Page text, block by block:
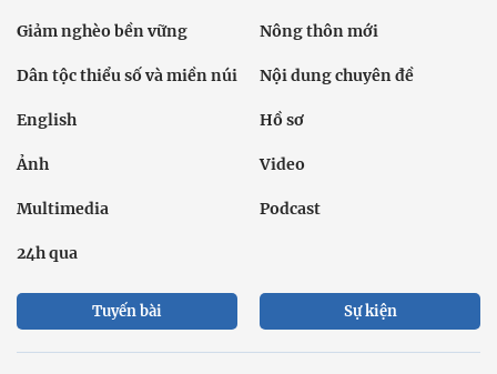
Giảm nghèo bền vững Nông thôn mới
Dân tộc thiểu số và miền núi Nội dung chuyên đề
English Hồ sơ
Ảnh Video
Multimedia Podcast
24h qua
Tuyến bài Sự kiện